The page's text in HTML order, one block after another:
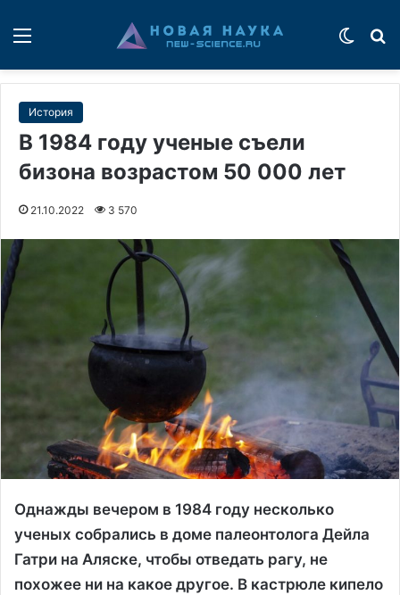
История
В 1984 году ученые съели
бизона возрастом 50 000 лет
21.10.2022 3 570
Однажды вечером в 1984 году несколько
ученых собрались в доме палеонтолога Дейла
Гатри на Аляске, чтобы отведать рагу, не
похожее ни на какое другое. В кастрюле кипело